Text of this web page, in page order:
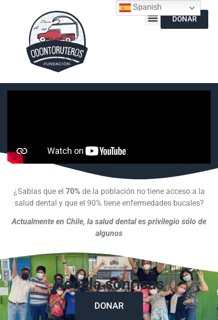
DONAR
¿Sabías que el 70% de la población no tiene acceso a la
salud dental y que el 90% tiene enfermedades bucales?
Actualmente en Chile, la salud dental es privilegio sólo de
algunos
Regala sonrisas
DONAR
Spanish